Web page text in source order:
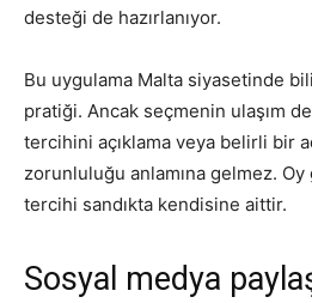
desteği de hazırlanıyor.
Bu uygulama Malta siyasetinde
pratiği. Ancak seçmenin ulaşım
tercihini açıklama veya belirli bir
zorunluluğu anlamına gelmez.
tercihi sandıkta kendisine aittir.
Sosyal medya